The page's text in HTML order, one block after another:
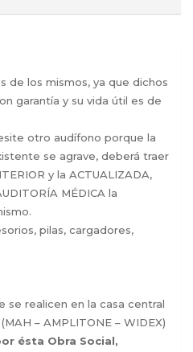
de los mismos, ya que dichos
garantía y su vida útil es de
otro audífono porque la
se agrave, deberá traer
y la ACTUALIZADA,
MÉDICA la
pilas, cargadores,
se realicen en la casa central
– AMPLITONE – WIDEX)
ésta Obra Social,